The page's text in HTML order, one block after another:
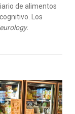
de alimentos
Los